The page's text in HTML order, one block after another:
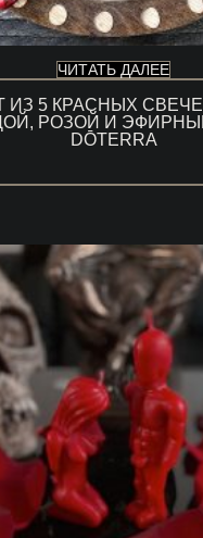
ЧИТАТЬ ДАЛЕЕ
ИЗ 5 КРАСНЫХ
РОЗОЙ И
DŌTERRA